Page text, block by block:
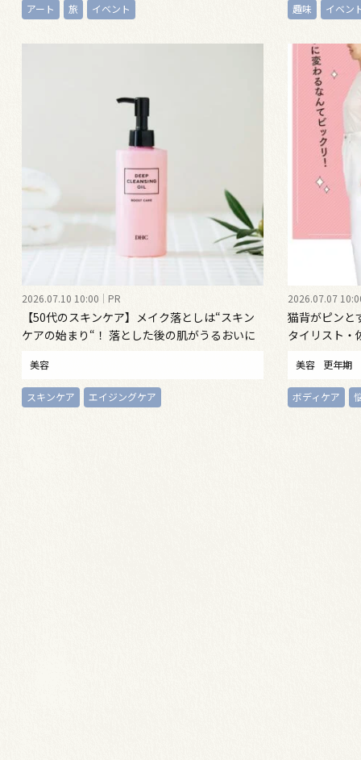
アート 旅 イベント 趣味 イベン
2026.07.10 10:00 PR
【50代のスキンケア】メイク落としは“スキン
ケアの始まり“！ 落とした後の肌がうるおいに
美容
スキンケア エイジングケア
2026.07.07
猫背がピンと
タイリスト・
美容 更年期
ボディケア